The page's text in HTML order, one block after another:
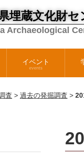
Archaeological
埋蔵文化財セ
イベント
events
査 > 過去の発掘調査 >